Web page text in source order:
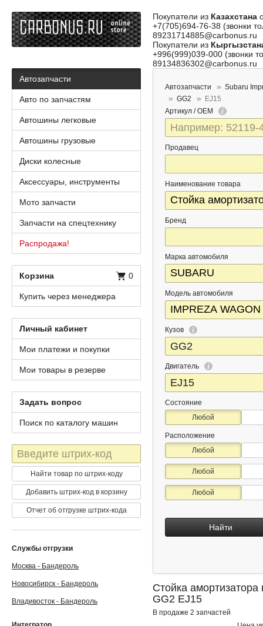
Покупатели из Казахстана
+7(705)694-76-38 (звонки
89231714885@carbonus.ru
Покупатели из
+996(999)039-000 (звонки
89134836302@carbonus.ru
Автозапчасти
Subaru
GG2
EJ15
Артикул / OEM
Продавец
Наименование товара
Бренд
Марка автомобиля
Модель автомобиля
Кузов
Двигатель
Состояние
Любой
Расположение
Любой
Любой
Любой
Найти
Стойка
GG2 EJ15
В продаже 2 запчастей
Автозапчасти
Авто по запчастям
Автошины легковые
Автошины грузовые
Диски колесные
Аксессуары, инструменты
Мото запчасти
Запчасти на спецтехнику
Распродажа!
Корзина 0
Купить через менеджера
Личный кабинет
Мои платежи и покупки
Мои товары в резерве
Задать вопрос
Поиск по каталогу машин
Штрих-
код
Найти товар по штрих-коду
Добавить штрих-код в корзину
Отчет об отгрузке штрих-кода
Службы отгрузки
Москва - Бандероль
Новосибирск - Бандероль
Владивосток - Бандероль